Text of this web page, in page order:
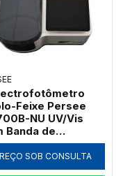
Feixe Persee
NU UV/Vis
Banda de
2nm e
UVWin (190 a
SOB CONSULTA